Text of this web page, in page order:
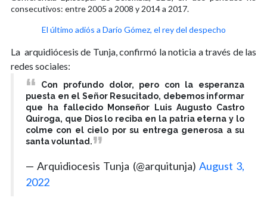
consecutivos: entre 2005 a 2008 y 2014 a 2017.
El último adiós a Darío Gómez, el rey del despecho
La arquidiócesis de Tunja, confirmó la noticia a través de las
redes sociales:
Con profundo dolor, pero con la esperanza
puesta en el Señor Resucitado, debemos informar
que ha fallecido Monseñor Luis Augusto Castro
Quiroga, que Dios lo reciba en la patria eterna y lo
colme con el cielo por su entrega generosa a su
santa voluntad.
— Arquidiocesis Tunja (@arquitunja) August 3,
2022